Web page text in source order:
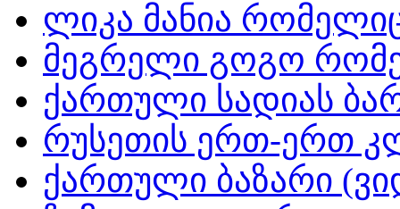
ლიკა მანია
მეგრელი გოგო
ქართული სადიას
რუსეთის ერთ-ერთ
ქართული ბაზარი